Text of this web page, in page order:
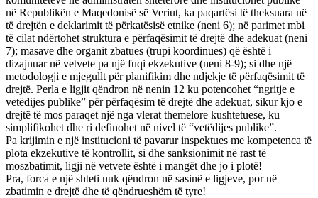
në Republikën e Maqedonisë së Veriut, ka paqartësi të theksuara në
të drejtën e deklarimit të përkatësisë etnike (neni 6); në parimet mbi
të cilat ndërtohet struktura e përfaqësimit të drejtë dhe adekuat (neni
7); masave dhe organit zbatues (trupi koordinues) që është i
dizajnuar në vetvete pa një fuqi ekzekutive (neni 8-9); si dhe një
metodologji e mjegullt për planifikim dhe ndjekje të përfaqësimit të
drejtë. Perla e ligjit qëndron në nenin 12 ku potencohet “ngritje e
vetëdijes publike” për përfaqësim të drejtë dhe adekuat, sikur kjo e
drejtë të mos paraqet një nga vlerat themelore kushtetuese, ku
simplifikohet dhe ri definohet në nivel të “vetëdijes publike”.
Pa krijimin e një institucioni të pavarur inspektues me kompetenca të
plota ekzekutive të kontrollit, si dhe sanksionimit në rast të
moszbatimit, ligji në vetvete është i mangët dhe jo i plotë!
Pra, forca e një shteti nuk qëndron në sasinë e ligjeve, por në
zbatimin e drejtë dhe të qëndrueshëm të tyre!